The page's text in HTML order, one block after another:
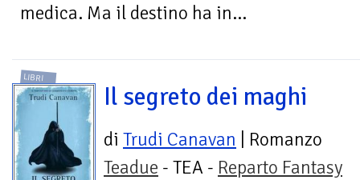
medica. Ma il destino ha in...
LIBRI
Il segreto dei maghi
di Trudi Canavan | Romanzo
Teadue - TEA - Reparto Fantasy